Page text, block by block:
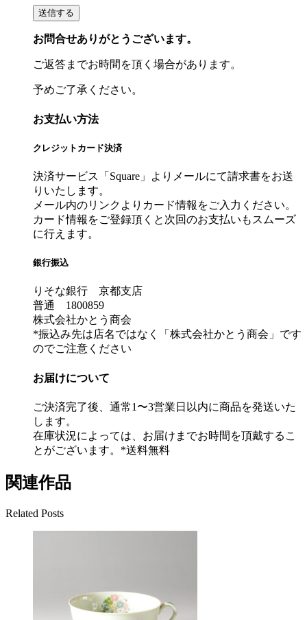
お問合せありがとうございます。
ご返答までお時間を頂く場合があります。
予めご了承ください。
お支払い方法
クレジットカード決済
決済サービス「Square」よりメールにて請求書をお送
りいたします。
メール内のリンクよりカード情報をご入力ください。
カード情報をご登録頂くと次回のお支払いもスムーズ
に行えます。
銀行振込
りそな銀行 京都支店
普通 1800859
株式会社かとう商会
*振込み先は店名ではなく「株式会社かとう商会」です
のでご注意ください
お届けについて
ご決済完了後、通常1〜3営業日以内に商品を発送いた
します。
在庫状況によっては、お届けまでお時間を頂戴するこ
とがございます。*送料無料
関連作品
Related Posts